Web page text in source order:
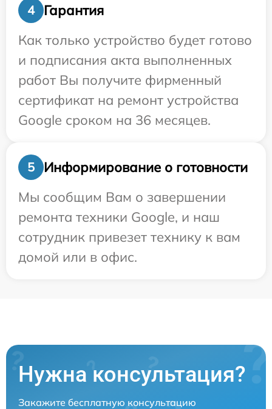
4
Гарантия
Как только устройство будет готово
и подписания акта выполненных
работ Вы получите фирменный
сертификат на ремонт устройства
Google сроком на 36 месяцев.
5
Информирование о готовности
Мы сообщим Вам о завершении
ремонта техники Google, и наш
сотрудник привезет технику к вам
домой или в офис.
Нужна консультация?
Закажите бесплатную консультацию